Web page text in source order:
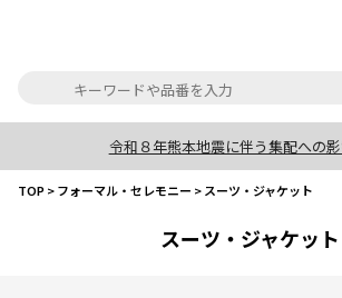
令和８年熊本地震に伴う集配への
TOP>フォーマル・セレモニー >スーツ・ジャケット
スーツ・ジャケット